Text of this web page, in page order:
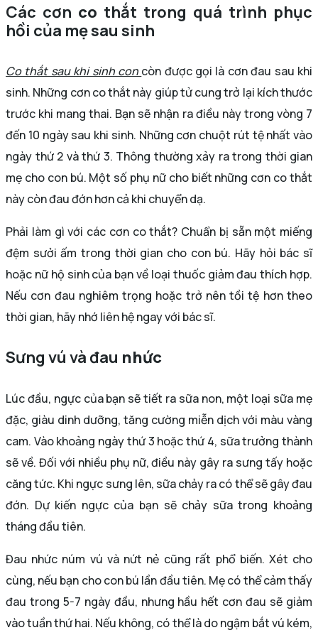
Các cơn co thắt trong quá trình phục
hồi của mẹ sau sinh
Co thắt sau khi sinh con còn được gọi là cơn đau sau khi
sinh. Những cơn co thắt này giúp tử cung trở lại kích thước
trước khi mang thai. Bạn sẽ nhận ra điều này trong vòng 7
đến 10 ngày sau khi sinh. Những cơn chuột rút tệ nhất vào
ngày thứ 2 và thứ 3. Thông thường xảy ra trong thời gian
mẹ cho con bú. Một số phụ nữ cho biết những cơn co thắt
này còn đau đớn hơn cả khi chuyển dạ.
Phải làm gì với các cơn co thắt? Chuẩn bị sẵn một miếng
đệm sưởi ấm trong thời gian cho con bú. Hãy hỏi bác sĩ
hoặc nữ hộ sinh của bạn về loại thuốc giảm đau thích hợp.
Nếu cơn đau nghiêm trọng hoặc trở nên tồi tệ hơn theo
thời gian, hãy nhớ liên hệ ngay với bác sĩ.
Sưng vú và đau nhức
Lúc đầu, ngực của bạn sẽ tiết ra sữa non, một loại sữa mẹ
đặc, giàu dinh dưỡng, tăng cường miễn dịch với màu vàng
cam. Vào khoảng ngày thứ 3 hoặc thứ 4, sữa trưởng thành
sẽ về. Đối với nhiều phụ nữ, điều này gây ra sưng tấy hoặc
căng tức. Khi ngực sưng lên, sữa chảy ra có thể sẽ gây đau
đớn. Dự kiến ​​ngực của bạn sẽ chảy sữa trong khoảng
tháng đầu tiên.
Đau nhức núm vú và nứt nẻ cũng rất phổ biến. Xét cho
cùng, nếu bạn cho con bú lần đầu tiên. Mẹ có thể cảm thấy
đau trong 5-7 ngày đầu, nhưng hầu hết cơn đau sẽ giảm
vào tuần thứ hai. Nếu không, có thể là do ngậm bắt vú kém,